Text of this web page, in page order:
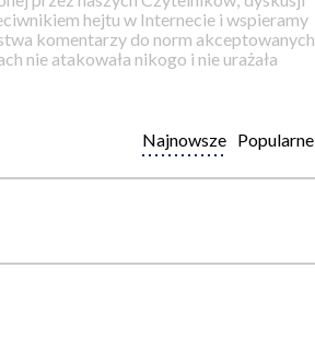
hejtu w Internecie i wspieramy
komentarzy do norm akceptowanych
nie atakowała nikogo i nie urażała
Popularne
Najnowsze